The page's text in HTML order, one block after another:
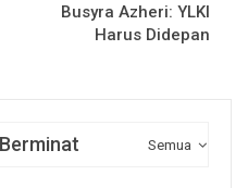
Busyra Azheri: YLKI
Harus Didepan
Semua